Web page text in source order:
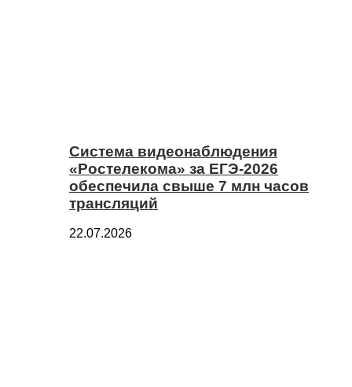
Система видеонаблюдения
«Ростелекома» за ЕГЭ-2026
обеспечила свыше 7 млн часов
трансляций
22.07.2026